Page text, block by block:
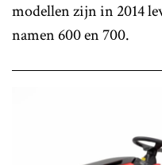
modellen zijn in 2014
namen 600 en 700.